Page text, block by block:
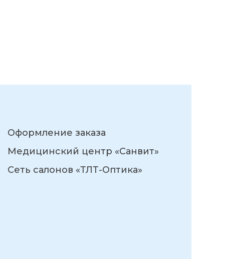
Оформление заказа
Медицинский центр «Санвит»
Сеть салонов «ТЛТ-Оптика»